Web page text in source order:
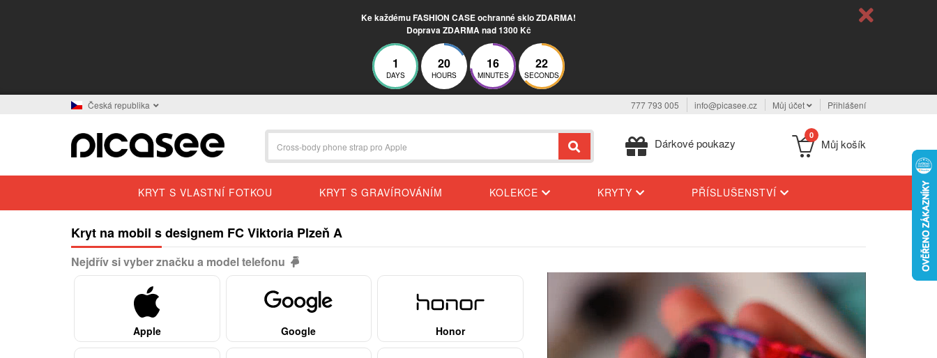
Ke každému FASHION CASE ochranné sklo ZDARMA!
Doprava ZDARMA nad 1300 Kč
1
DAYS
20
HOURS
16
MINUTES
21
SECONDS
Česká republika 777 793 005 info@picasee.cz Můj účet Přihlášení
Dárkové poukazy
0
Můj košík
KRYT S VLASTNÍ FOTKOU KRYT S GRAVÍROVÁNÍM KOLEKCE KRYTY PŘÍSLUŠENSTVÍ
Kryt na mobil s designem FC Viktoria Plzeň A
Nejdřív si vyber značku a model telefonu
Apple Google Honor